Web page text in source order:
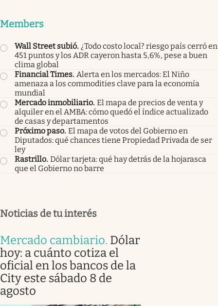
Members
Wall Street subió. ¿Todo costo local? riesgo país cerró en
451 puntos y los ADR cayeron hasta 5,6%, pese a buen
clima global
Financial Times. Alerta en los mercados: El Niño
amenaza a los commodities clave para la economía
mundial
Mercado inmobiliario. El mapa de precios de venta y
alquiler en el AMBA: cómo quedó el índice actualizado
de casas y departamentos
Próximo paso. El mapa de votos del Gobierno en
Diputados: qué chances tiene Propiedad Privada de ser
ley
Rastrillo. Dólar tarjeta: qué hay detrás de la hojarasca
que el Gobierno no barre
Noticias de tu interés
Mercado cambiario. Dólar
hoy: a cuánto cotiza el
oficial en los bancos de la
City este sábado 8 de
agosto